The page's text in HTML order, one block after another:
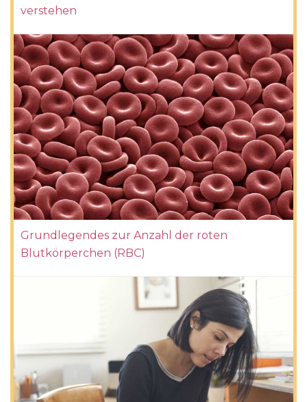
verstehen
Grundlegendes zur Anzahl der roten
Blutkörperchen (RBC)